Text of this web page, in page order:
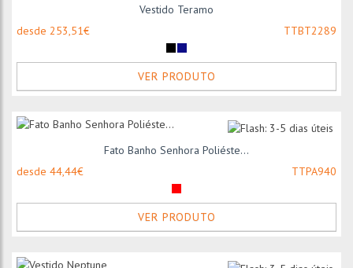
Vestido Teramo
desde 253,51€
TTBT2289
VER PRODUTO
Fato Banho Senhora Poliéste...
desde 44,44€
TTPA940
VER PRODUTO